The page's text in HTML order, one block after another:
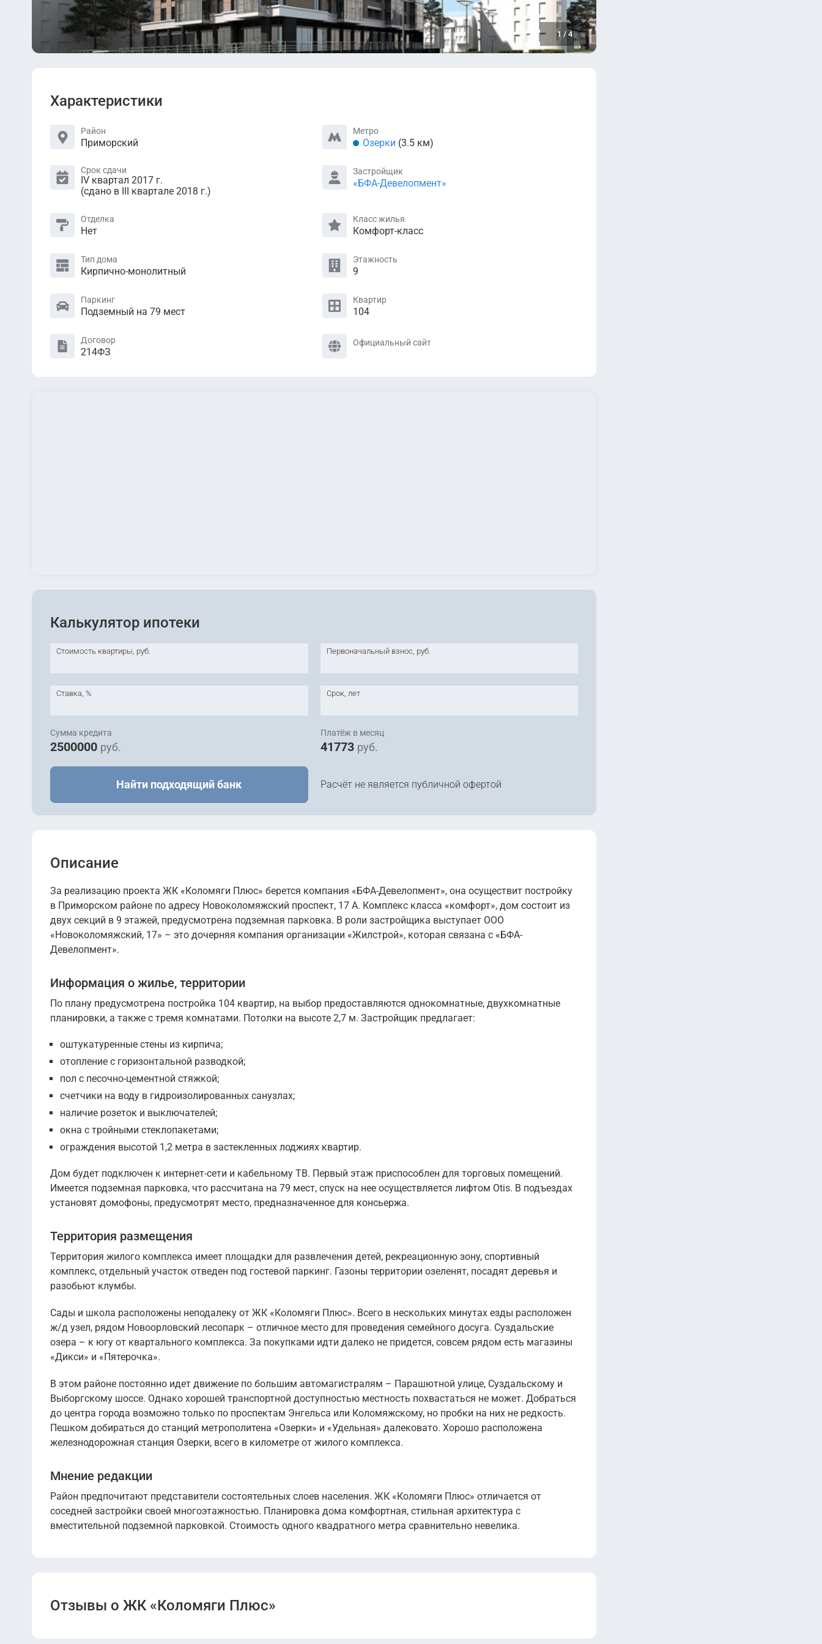
1/ 4
Характеристики
Район
Приморский
Метро
Озерки (3.5 км)
Срок сдачи
IV квартал 2017 г.
(сдано в III квартале 2018 г.)
Застройщик
«БФА-Девелопмент»
Отделка
Нет
Класс жилья
Комфорт-класс
Тип дома
Кирпично-монолитный
Этажность
9
Паркинг
Подземный на 79 мест
Квартир
104
Договор
214ФЗ
Официальный сайт
Калькулятор ипотеки
Стоимость квартиры, руб. Первоначальный взнос, руб.
Ставка, % Срок, лет
Сумма кредита
2500000 руб.
Платёж в месяц
41773 руб.
Найти подходящий банк Расчёт не является публичной офертой
Описание
За реализацию проекта ЖК «Коломяги Плюс» берется компания «БФА-Девелопмент», она осуществит постройку
в Приморском районе по адресу Новоколомяжский проспект, 17 А. Комплекс класса «комфорт», дом состоит из
двух секций в 9 этажей, предусмотрена подземная парковка. В роли застройщика выступает ООО
«Новоколомяжский, 17» – это дочерняя компания организации «Жилстрой», которая связана с «БФА-
Девелопмент».
Информация о жилье, территории
По плану предусмотрена постройка 104 квартир, на выбор предоставляются однокомнатные, двухкомнатные
планировки, а также с тремя комнатами. Потолки на высоте 2,7 м. Застройщик предлагает:
оштукатуренные стены из кирпича;
отопление с горизонтальной разводкой;
пол с песочно-цементной стяжкой;
счетчики на воду в гидроизолированных санузлах;
наличие розеток и выключателей;
окна с тройными стеклопакетами;
ограждения высотой 1,2 метра в застекленных лоджиях квартир.
Дом будет подключен к интернет-сети и кабельному ТВ. Первый этаж приспособлен для торговых помещений.
Имеется подземная парковка, что рассчитана на 79 мест, спуск на нее осуществляется лифтом Otis. В подъездах
установят домофоны, предусмотрят место, предназначенное для консьержа.
Территория размещения
Территория жилого комплекса имеет площадки для развлечения детей, рекреационную зону, спортивный
комплекс, отдельный участок отведен под гостевой паркинг. Газоны территории озеленят, посадят деревья и
разобьют клумбы.
Сады и школа расположены неподалеку от ЖК «Коломяги Плюс». Всего в нескольких минутах езды расположен
ж/д узел, рядом Новоорловский лесопарк – отличное место для проведения семейного досуга. Суздальские
озера – к югу от квартального комплекса. За покупками идти далеко не придется, совсем рядом есть магазины
«Дикси» и «Пятерочка».
В этом районе постоянно идет движение по большим автомагистралям – Парашютной улице, Суздальскому и
Выборгскому шоссе. Однако хорошей транспортной доступностью местность похвастаться не может. Добраться
до центра города возможно только по проспектам Энгельса или Коломяжскому, но пробки на них не редкость.
Пешком добираться до станций метрополитена «Озерки» и «Удельная» далековато. Хорошо расположена
железнодорожная станция Озерки, всего в километре от жилого комплекса.
Мнение редакции
Район предпочитают представители состоятельных слоев населения. ЖК «Коломяги Плюс» отличается от
соседней застройки своей многоэтажностью. Планировка дома комфортная, стильная архитектура с
вместительной подземной парковкой. Стоимость одного квадратного метра сравнительно невелика.
Отзывы о ЖК «Коломяги Плюс»